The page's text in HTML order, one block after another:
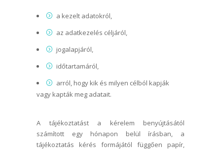
a kezelt adatokról,
az adatkezelés céljáról,
jogalapjáról,
időtartamáról,
arról, hogy kik és milyen célból kapják
vagy kapták meg adatait.
A tájékoztatást a kérelem benyújtásától
számított egy hónapon belül írásban, a
tájékoztatás kérés formájától függően papír,